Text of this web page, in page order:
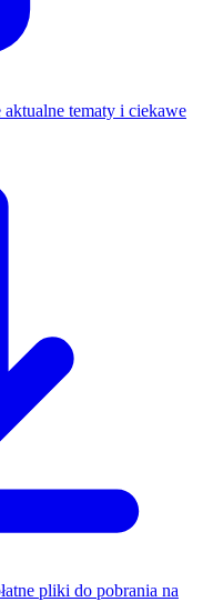
aktualne tematy i ciekawe
pliki do pobrania na